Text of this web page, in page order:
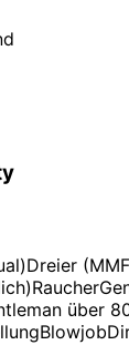
Dreier
Raucher
über
Blowjob